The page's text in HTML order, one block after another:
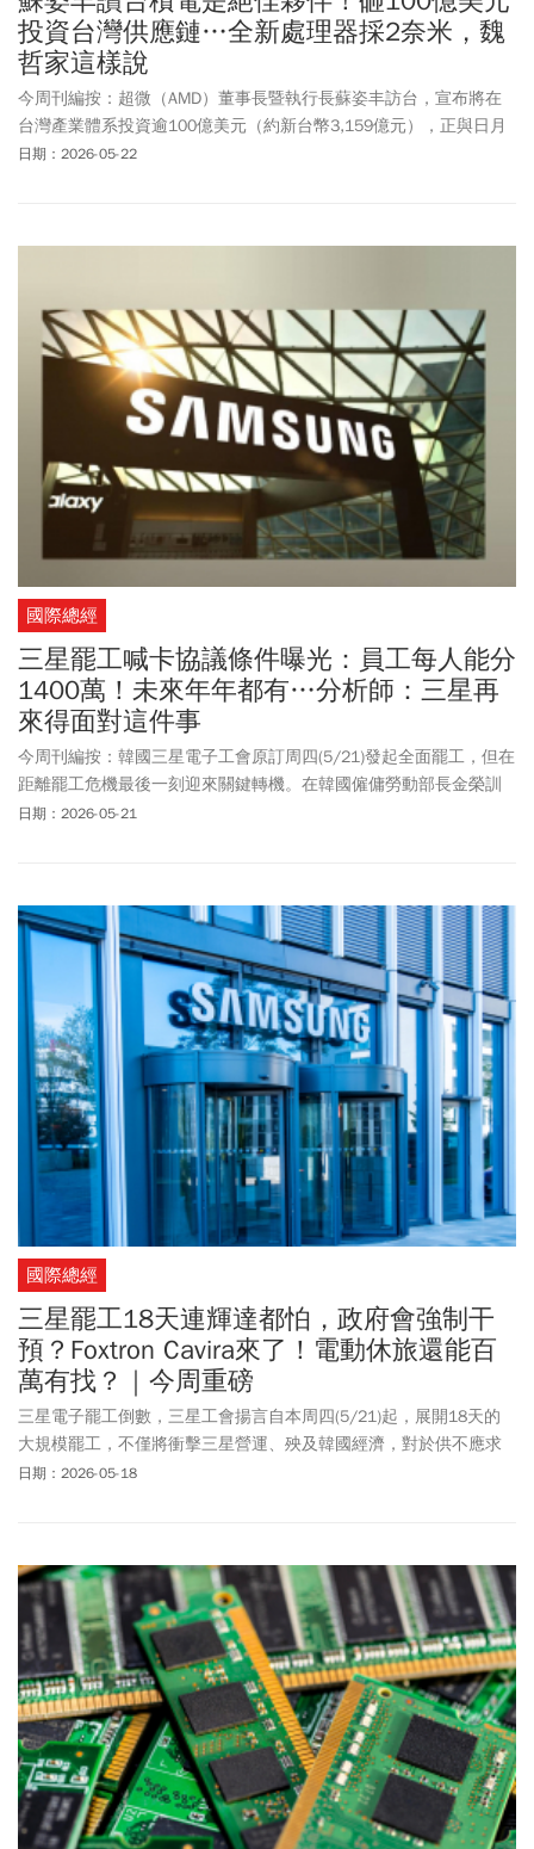
投資台灣供應鏈…全新處理器採2奈米，魏
哲家這樣說
今周刊編按：超微（AMD）董事長暨執行長蘇姿丰訪台，宣布將在
台灣產業體系投資逾100億美元（約新台幣3,159億元），正與日月
光(3711)、力成（6239）、欣興(3037)、南電(8046)、緯穎(6669)、
寗、廣達副董事長梁次震，以及宏碁董事長陳俊聖。蘇姿丰表示，
「台積電是我們絕佳夥伴」，AMD已運用台積電在美國亞利桑那州
晶圓廠進行伺服器處理器的產能提升，未來將繼續在台灣及亞利桑
那州提升產能，「如果沒有整個台灣生態系與我們並肩同行，我們
的產品不可能成長並取得成功。」另外，超微代號為Venice的下一
代 AMD EPYC 中央處理器已正式開啟量產，該晶片採用台積電最先
進的2奈米製程技術，是業內高效能運算 (HPC) 領域首款投入量產的
2奈米產品。台積電董事長魏哲家指出，很高興看到AMD在新一代
EPYC處理器上採用台積電先進2奈米製程並持續取得進展。雙方長
期合作，反映領先製程技術與創新架構結合的重要性，也將共同推
動下一世代AI與高效能運算平台發展。
日期：2026-05-22
國際總經
三星罷工喊卡協議條件曝光：員工每人能分
1400萬！未來年年都有…分析師：三星再
來得面對這件事
今周刊編按：韓國三星電子工會原訂周四(5/21)發起全面罷工，但在
距離罷工危機最後一刻迎來關鍵轉機。在韓國僱傭勞動部長金榮訓
斡旋之下，勞資雙方達成協議，三星工會通知會員，暫緩執行原訂
的特殊管理績效獎金，公司將拿出業績的10.5%作為特別績效獎金資
金來源，不設上限，資金來源中的40%分配給DS部門，其餘60%分
配給子部門。據協議，半導體業務的設備解決方案部門員工，今年
績效獎金有望高達6億韓元（約1400萬元台幣）。三星工會預計周五
(5/22)下午2時至5/27上午10時，針對此項暫定協議案，舉行全體會
員的贊成與反對投票。協議須經投票通過後才會正式生效，若最終
順利獲得工會成員支持，這場長達5個月的三星勞資衝突，將會正式
宣告落幕。週四，三星股價在消息公佈後上漲超過 8%，韓國Kospi
股票指數也上漲超過 8%。
日期：2026-05-21
國際總經
三星罷工18天連輝達都怕，政府會強制干
預？Foxtron Cavira來了！電動休旅還能百
萬有找？｜今周重磅
三星電子罷工倒數，三星工會揚言自本周四(5/21)起，展開18天的
大規模罷工，不僅將衝擊三星營運、殃及韓國經濟，對於供不應求
的記憶體供應鏈，更是雪上加霜。包含輝達、AMD等指標廠商，都
Cavira。此款新車，象徵自鴻華先進買下納智捷後，兩品牌的傳承正
式完成。1、三星罷工72小時倒數 全球記憶體供應拉警報2、第二輛
Foxtron車款來了 Model C國產休旅以Cavira問世3、外銷訂單連15紅
穩了！ 單月估近900億美元
日期：2026-05-18